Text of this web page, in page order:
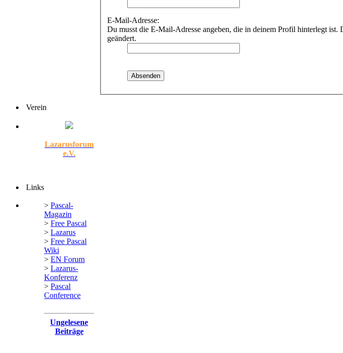
E-Mail-Adresse:
Du musst die E-Mail-Adresse angeben, die in deinem Profil hinterlegt ist.
geändert.
Verein
Lazarusforum
e.V.
Links
> Pascal-
Magazin
> Free Pascal
> Lazarus
> Free Pascal
Wiki
> EN Forum
> Lazarus-
Konferenz
> Pascal
Conference
Ungelesene
Beiträge